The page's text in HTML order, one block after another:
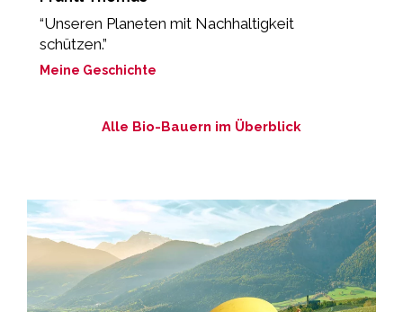
“Unseren Planeten mit Nachhaltigkeit
schützen.”
Meine Geschichte
Alle Bio-Bauern im Überblick